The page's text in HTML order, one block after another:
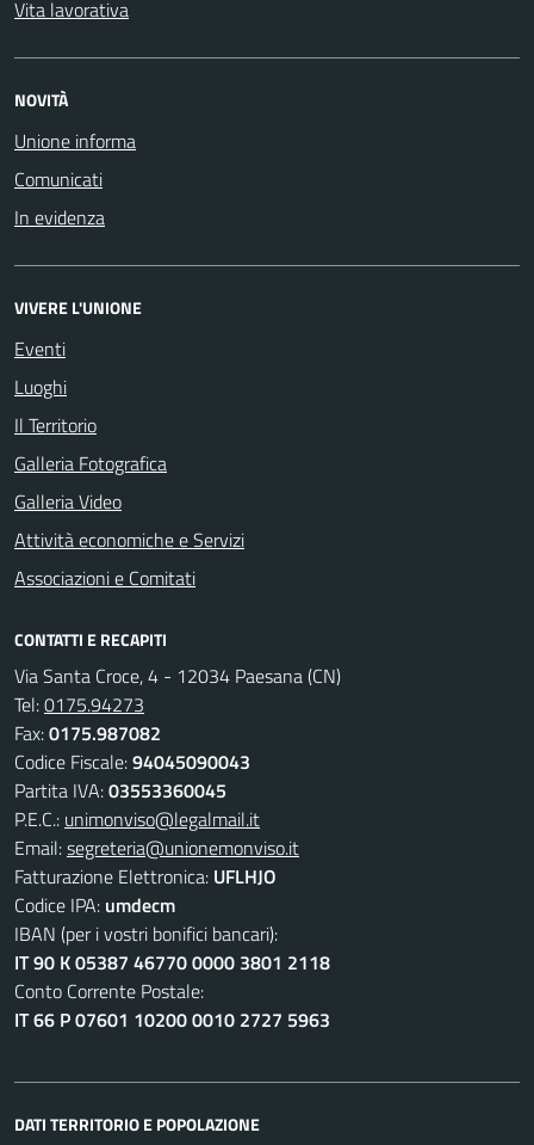
Vita lavorativa
NOVITÀ
Unione informa
Comunicati
In evidenza
VIVERE L'UNIONE
Eventi
Luoghi
Il Territorio
Galleria Fotografica
Galleria Video
Attività economiche e Servizi
Associazioni e Comitati
CONTATTI E RECAPITI
Via Santa Croce, 4 - 12034 Paesana (CN)
Tel:0175.94273
Fax:0175.987082
Codice Fiscale:94045090043
Partita IVA:03553360045
P.E.C.: unimonviso@legalmail.it
Email:segreteria@unionemonviso.it
Fatturazione Elettronica: UFLHJO
Codice IPA: umdecm
IBAN (per i vostri bonifici bancari):
IT 90 K 05387 46770 0000 3801 2118
Conto Corrente Postale:
IT 66 P 07601 10200 0010 2727 5963
DATI TERRITORIO E POPOLAZIONE